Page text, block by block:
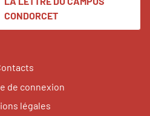
CONDORCET
de connexion
légales